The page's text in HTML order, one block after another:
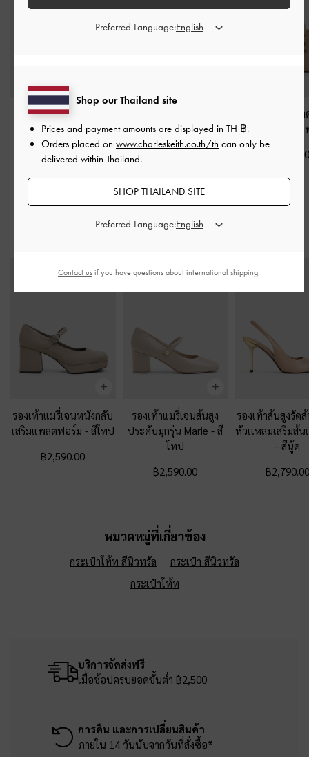
กระเป๋าถือแบบมีทรงรุ่น
Harper -สีโทป
฿3,190.00
แบบยาวรุ่น Allyn-สีโทป
กระเป๋าโท้ทขน
สี
฿2,790.00
รองเท้าแมรี่เจนหนังกลับ
เสริมแพลตฟอร์ม - สีโทป
฿2,590.00
รองเท้าแมรี่เจนส้นสูง
ประดับมุกรุ่น Marie-สี
โทป
฿2,590.00
รองเท้าส้นสูงรัด
หัวเเหลมเสริมส้
- สีนู้ด
฿2,790.00
หมวดหมู่ที่เกี่ยวข้อง
กระเป๋าโท้ท สีนิวทรัล
กระเป๋า สีนิวทรัล
กระเป๋าโท้ท
บริการจัดส่งฟรี
เมื่อช้อปครบยอดขั้นต่ำ ฿2,500
การคืน และการเปลี่ยนสินค้า
ภายใน 14 วันนับจากวันที่สั่งซื้อ*
Shop our Thailand site
Prices and payment amounts are displayed in TH ฿.
Orders placed on www.charleskeith.co.th/th can only be
delivered within Thailand.
SHOP THAILAND SITE
Preferred Language:
Preferred Language:
Contact us if you have questions about international shipping.